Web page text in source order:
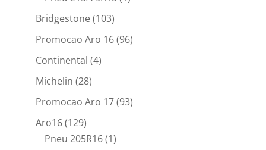
Bridgestone(103)
Promocao Aro 16(96)
Continental (4)
Michelin (28)
Promocao Aro 17(93)
Aro16(129)
Pneu 205R16(1)